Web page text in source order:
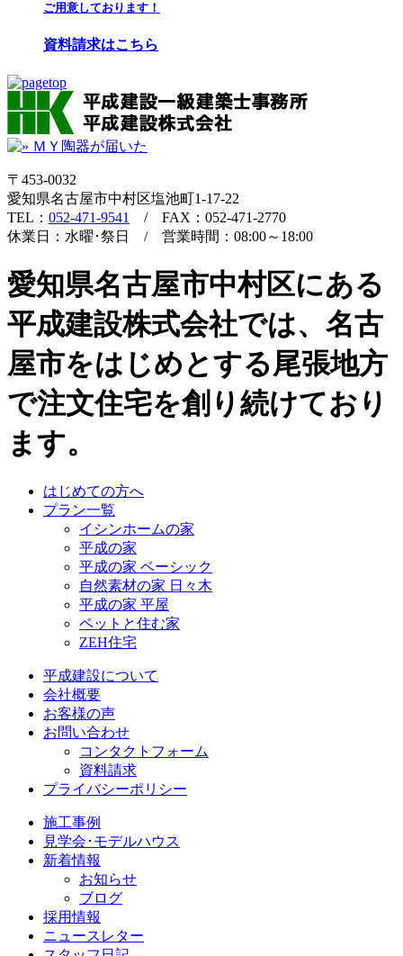
ご用意しております！
資料請求はこちら
〒453-0032
愛知県名古屋市中村区塩池町1-17-22
TEL： 052-471-9541
/ FAX：052-471-2770
休業日：水曜･祭日 / 営業時間：08:00～18:00
愛知県名古屋市中村区にある
平成建設株式会社では、名古
屋市をはじめとする尾張地方
で注文住宅を創り続けており
ます。
はじめての方へ
プラン一覧
イシンホームの家
平成の家
平成の家 ベーシック
自然素材の家 日々木
平成の家 平屋
ペットと住む家
ZEH住宅
平成建設について
会社概要
お客様の声
お問い合わせ
コンタクトフォーム
資料請求
プライバシーポリシー
施工事例
見学会･モデルハウス
新着情報
お知らせ
ブログ
採用情報
ニュースレター